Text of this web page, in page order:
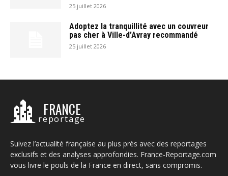
25 juillet 2026
Adoptez la tranquillité avec un couvreur
pas cher à Ville-d’Avray recommandé
25 juillet 2026
FRANCE
reportage
Suivez l’actualité française au plus près avec des reportages
exclusifs et des analyses approfondies. France-Reportage.com
vous livre le pouls de la France en direct, sans compromis.